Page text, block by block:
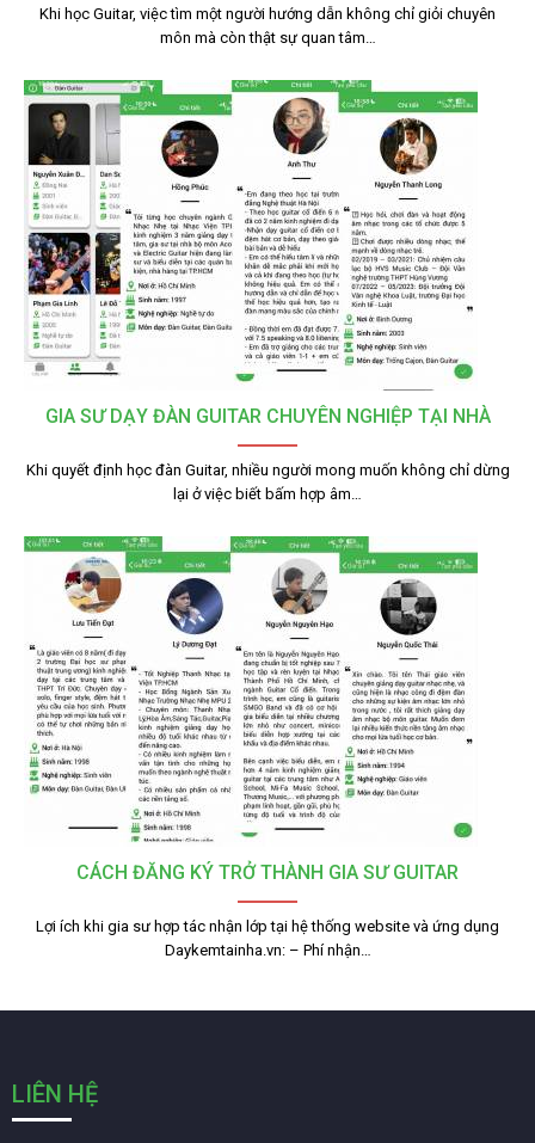
Khi học Guitar, việc tìm một người hướng dẫn không chỉ giỏi chuyên
môn mà còn thật sự quan tâm…
GIA SƯ DẠY ĐÀN GUITAR CHUYÊN NGHIỆP TẠI NHÀ
Khi quyết định học đàn Guitar, nhiều người mong muốn không chỉ dừng
lại ở việc biết bấm hợp âm…
CÁCH ĐĂNG KÝ TRỞ THÀNH GIA SƯ GUITAR
Lợi ích khi gia sư hợp tác nhận lớp tại hệ thống website và ứng dụng
Daykemtainha.vn: – Phí nhận…
LIÊN HỆ